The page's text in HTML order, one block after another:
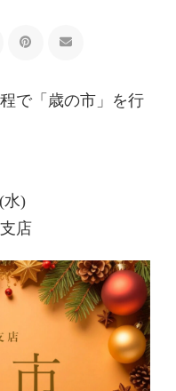
で「歳の市」を行
水)
店